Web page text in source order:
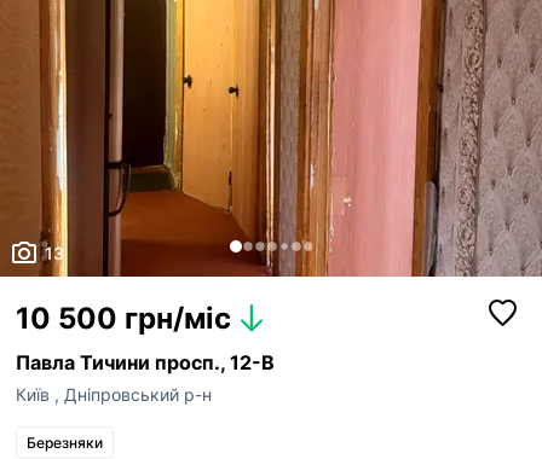
13
10 500 грн/міс
Павла Тичини просп., 12-В
Київ , Дніпровський р-н
Березняки